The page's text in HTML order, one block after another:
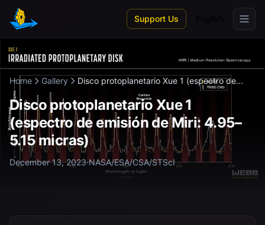
Skip to main content
Support Us
Home Gallery Disco protoplanetario Xue 1 (espectro de...
Disco protoplanetario Xue 1
(espectro de emisión de Miri: 4.95–
5.15 micras)
December 13, 2023·NASA/ESA/CSA/STScI